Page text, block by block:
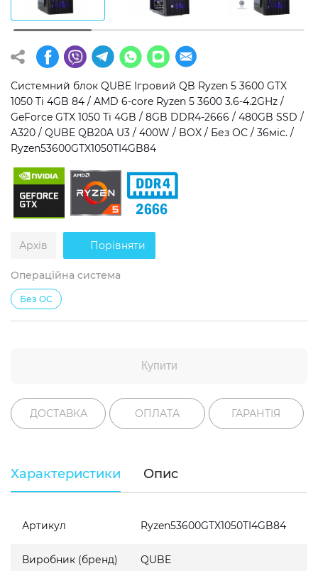
Операційна система
Windows 11 Home
Windows 11 Pro
Без ОС
Тип накопичувача
SSD
HDD
SSD + HDD
Додатково
RGB-підсвічування
Розблокований множник CPU
Надшвидкий M.2 SSD NVME
Системний блок QUBE Ігровий QB Ryzen 5 3600 GTX
1050 Ti 4GB 84 / AMD 6-core Ryzen 5 3600 3.6-4.2GHz /
GeForce GTX 1050 Ti 4GB / 8GB DDR4-2666 / 480GB SSD /
A320 / QUBE QB20A U3 / 400W / BOX / Без ОС / 36міс. /
Ryzen53600GTX1050TI4GB84
Архів Порівняти
Операційна система
Без ОС
Купити
ДОСТАВКА ОПЛАТА ГАРАНТІЯ
Характеристики Опис
Артикул Ryzen53600GTX1050TI4GB84
Виробник (бренд) QUBE